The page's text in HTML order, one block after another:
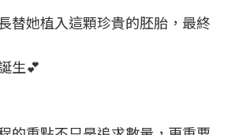
替她植入這顆珍貴的胚胎，最終
生💕